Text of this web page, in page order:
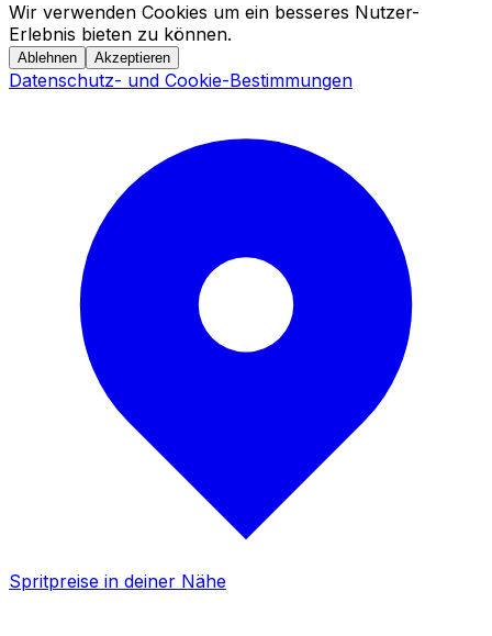
Wir verwenden Cookies um ein besseres Nutzer-
Erlebnis bieten zu können.
Ablehnen Akzeptieren
Datenschutz- und Cookie-Bestimmungen
Spritpreise in deiner Nähe